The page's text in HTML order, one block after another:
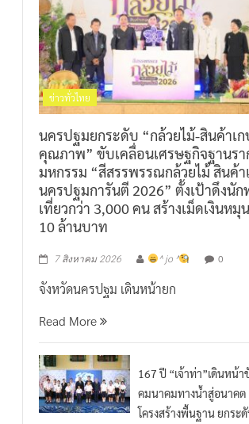
ข่าวทั่วไทย
นครปฐมยกระดับ “กล้วยไม้-สินค้าเ
คุณภาพ” ขับเคลื่อนเศรษฐกิจฐานรา
มหกรรม “สีสรรพรรณกล้วยไม้ สินค้า
นครปฐมการันตี 2026” ตั้งเป้าดึงนัก
เที่ยวกว่า 3,000 คน สร้างเม็ดเงินหมุ
10 ล้านบาท
7 สิงหาคม 2026 ^ jo ^ 0
จังหวัดนครปฐม เดินหน้ายก
Read More
167 ปี “เจ้าท่า”เดินหน้า
คมนาคมทางน้ำสู่อนาค
โครงสร้างพื้นฐาน ยกระ